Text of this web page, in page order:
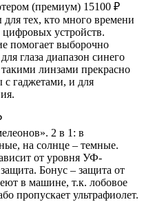
(премиум) 15100 ₽
тех, кто много времени
цифровых устройств.
помогает выборочно
глаза диапазон синего
линзами прекрасно
с гаджетами, и для
2 в 1: в
на солнце – темные.
от уровня УФ-
Бонус – защита от
в машине, т.к. лобовое
пропускает ультрафиолет.